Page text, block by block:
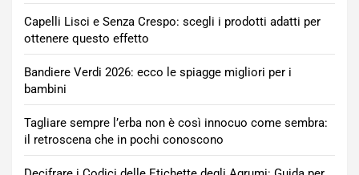
Capelli Lisci e Senza Crespo: scegli i prodotti adatti per
ottenere questo effetto
Bandiere Verdi 2026: ecco le spiagge migliori per i
bambini
Tagliare sempre l’erba non è così innocuo come sembra:
il retroscena che in pochi conoscono